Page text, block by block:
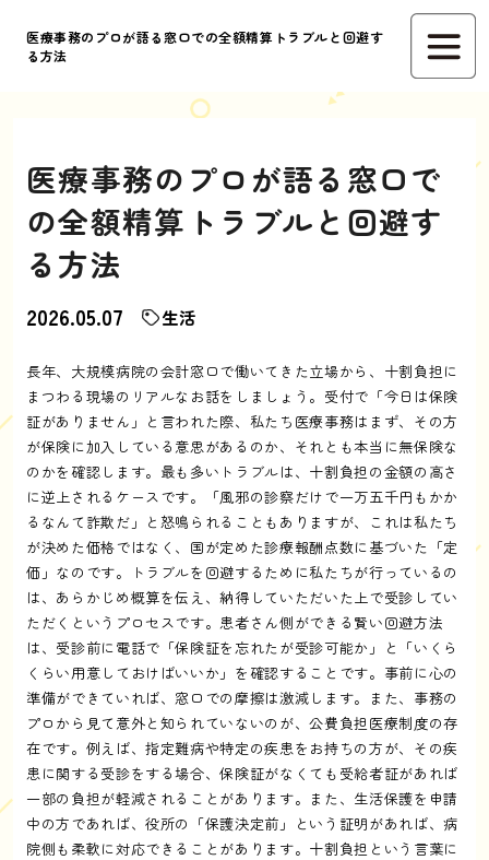
医療事務のプロが語る窓口での全額精算トラブルと回避す
る方法
医療事務のプロが語る窓口で
の全額精算トラブルと回避す
る方法
2026.05.07 生活
長年、大規模病院の会計窓口で働いてきた立場から、十割負担に
まつわる現場のリアルなお話をしましょう。受付で「今日は保険
証がありません」と言われた際、私たち医療事務はまず、その方
が保険に加入している意思があるのか、それとも本当に無保険な
のかを確認します。最も多いトラブルは、十割負担の金額の高さ
に逆上されるケースです。「風邪の診察だけで一万五千円もかか
るなんて詐欺だ」と怒鳴られることもありますが、これは私たち
が決めた価格ではなく、国が定めた診療報酬点数に基づいた「定
価」なのです。トラブルを回避するために私たちが行っているの
は、あらかじめ概算を伝え、納得していただいた上で受診してい
ただくというプロセスです。患者さん側ができる賢い回避方法
は、受診前に電話で「保険証を忘れたが受診可能か」と「いくら
くらい用意しておけばいいか」を確認することです。事前に心の
準備ができていれば、窓口での摩擦は激減します。また、事務の
プロから見て意外と知られていないのが、公費負担医療制度の存
在です。例えば、指定難病や特定の疾患をお持ちの方が、その疾
患に関する受診をする場合、保険証がなくても受給者証があれば
一部の負担が軽減されることがあります。また、生活保護を申請
中の方であれば、役所の「保護決定前」という証明があれば、病
院側も柔軟に対応できることがあります。十割負担という言葉に